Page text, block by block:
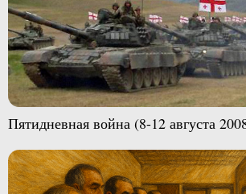
Пятидневная война (8-12 августа